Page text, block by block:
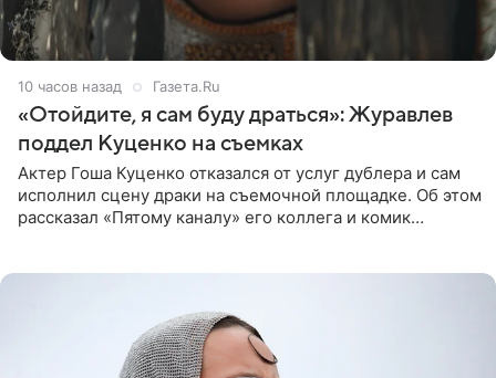
10 часов назад Газета.Ru
«Отойдите, я сам буду драться»: Журавлев
поддел Куценко на съемках
Актер Гоша Куценко отказался от услуг дублера и сам
исполнил сцену драки на съемочной площадке. Об этом
рассказал «Пятому каналу» его коллега и комик